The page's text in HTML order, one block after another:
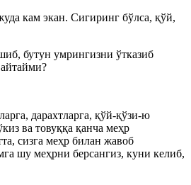
кам экан. Сигиринг бўлса, қўй,
бутун умрингизни ўтказиб
дарахтларга, қўй-қўзи-ю
ва товуққа қанча меҳр
сизга меҳр билан жавоб
шу меҳрни берсангиз, куни келиб,